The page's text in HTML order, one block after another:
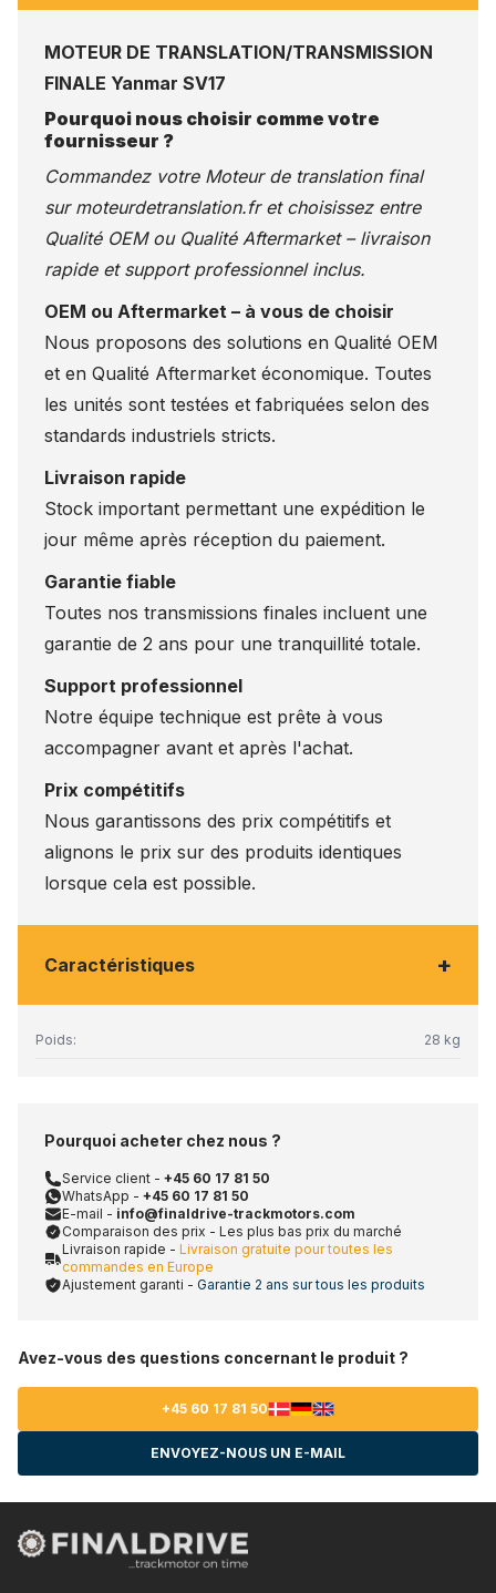
MOTEUR DE TRANSLATION/TRANSMISSION
FINALE Yanmar SV17
Pourquoi nous choisir comme votre
fournisseur ?
Commandez votre Moteur de translation final
sur moteurdetranslation.fret choisissez entre
Qualité OEM ou Qualité Aftermarket – livraison
rapide et support professionnel inclus.
OEM ou Aftermarket – à vous de choisir
Nous proposons des solutions en Qualité OEM
et en Qualité Aftermarket économique. Toutes
les unités sont testées et fabriquées selon des
standards industriels stricts.
Livraison rapide
Stock important permettant une expédition le
jour même après réception du paiement.
Garantie fiable
Toutes nos transmissions finales incluent une
garantie de 2 ans pour une tranquillité totale.
Support professionnel
Notre équipe technique est prête à vous
accompagner avant et après l'achat.
Prix compétitifs
Nous garantissons des prix compétitifs et
alignons le prix sur des produits identiques
lorsque cela est possible.
Caractéristiques +
Poids: 28 kg
Pourquoi acheter chez nous ?
Service client - +45 60 17 81 50
WhatsApp - +45 60 17 81 50
E-mail - info@finaldrive-trackmotors.com
Comparaison des prix - Les plus bas prix du marché
Livraison rapide - Livraison gratuite pour toutes les
commandes en Europe
Ajustement garanti - Garantie 2 ans sur tous les produits
Avez-vous des questions concernant le produit ?
+45 60 17 81 50
ENVOYEZ-NOUS UN E-MAIL